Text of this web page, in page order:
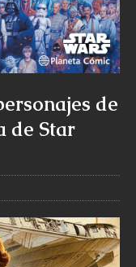
de
de Star